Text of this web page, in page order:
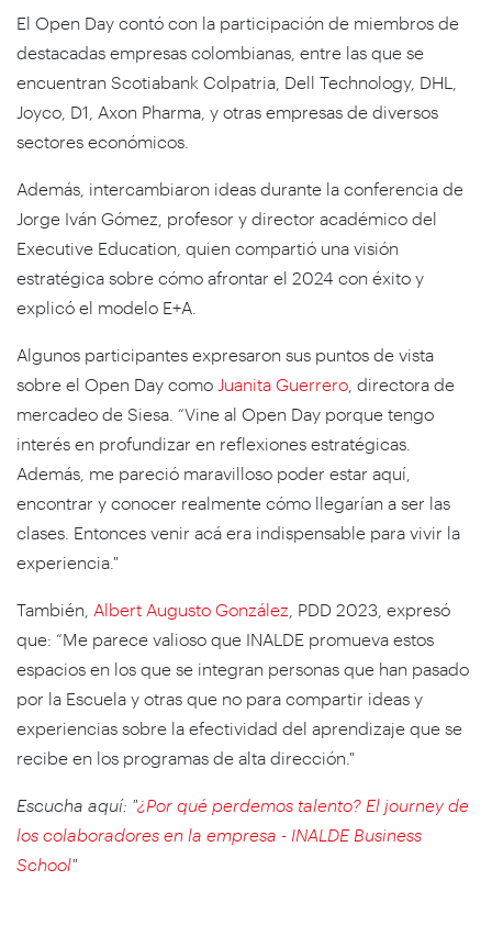
El Open Day contó con la participación de miembros de
destacadas empresas colombianas, entre las que se
encuentran Scotiabank Colpatria, Dell Technology, DHL,
Joyco, D1, Axon Pharma, y otras empresas de diversos
sectores económicos.
Además, intercambiaron ideas durante la conferencia de
Jorge Iván Gómez, profesor y director académico del
Executive Education, quien compartió una visión
estratégica sobre cómo afrontar el 2024 con éxito y
explicó el modelo E+A.
Algunos participantes expresaron sus puntos de vista
sobre el Open Day como Juanita Guerrero , directora de
mercadeo de Siesa. “Vine al Open Day porque tengo
interés en profundizar en reflexiones estratégicas.
Además, me pareció maravilloso poder estar aquí,
encontrar y conocer realmente cómo llegarían a ser las
clases. Entonces venir acá era indispensable para vivir la
experiencia."
También, Albert Augusto González , PDD 2023, expresó
que: “Me parece valioso que INALDE promueva estos
espacios en los que se integran personas que han pasado
por la Escuela y otras que no para compartir ideas y
experiencias sobre la efectividad del aprendizaje que se
recibe en los programas de alta dirección."
Escucha aquí: "¿Por qué perdemos talento? El journey de
los colaboradores en la empresa - INALDE Business
School"